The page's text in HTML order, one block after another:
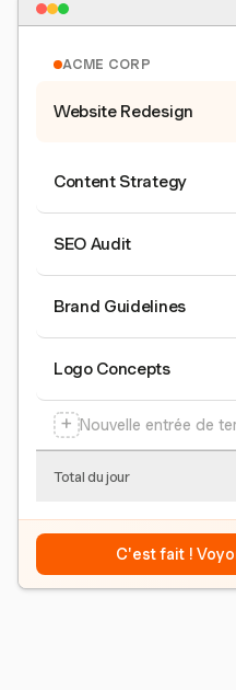
ACME CORP
Website Redesign
Content Strategy
SEO Audit
Brand Guidelines
Logo Concepts
+ Nouvelle entrée de
Total du jour
C'est fait !